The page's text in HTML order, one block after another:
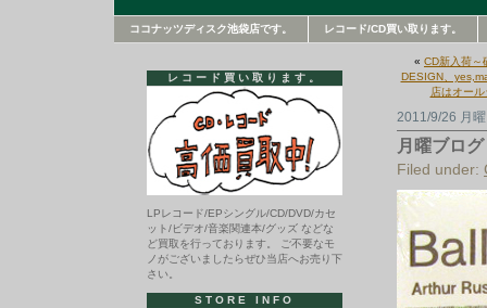
ココナッツディスク池袋店です。 レコード/CD買い取ります。
« CD新入荷～
DESIGN、
店はオー
2011/9/26 月
月曜ブログ
Filed under:
レコード買い取ります。
LPレコード/EPシングル/CD/DVD/カセ
ット/ビデオ/音楽関連本/グッズ などな
ど買取を行っております。 ご不要なモ
ノがございましたらぜひ当店へお売り下
さい。
STORE INFO